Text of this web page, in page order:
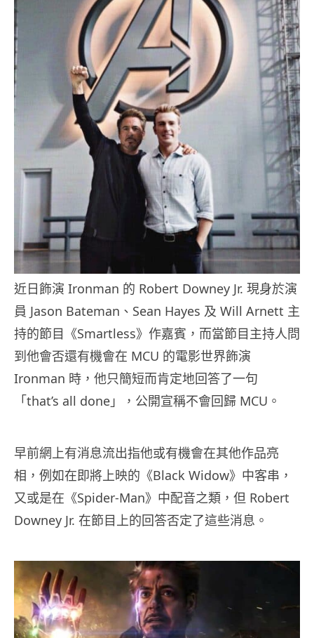
近日飾演 Ironman 的 Robert Downey Jr. 現身於演
員 Jason Bateman、Sean Hayes 及 Will Arnett 主
持的節目《Smartless》作嘉賓，而當節目主持人問
到他會否還有機會在 MCU 的電影世界飾演
Ironman 時，他只簡短而肯定地回答了一句
「that’s all done」，公開宣稱不會回歸 MCU。
早前網上有消息流出指他或有機會在其他作品亮
相，例如在即將上映的《Black Widow》中客串，
又或是在《Spider-Man》中配音之類，但 Robert
Downey Jr. 在節目上的回答否定了這些消息。